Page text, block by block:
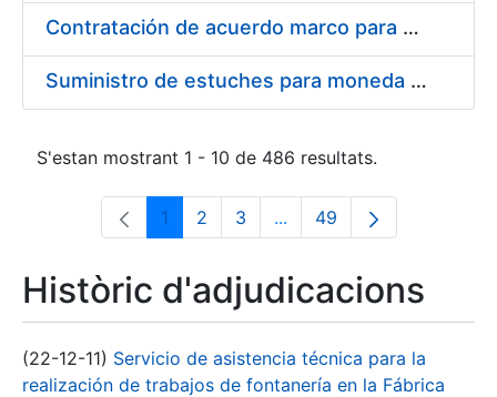
Contratación de acuerdo marco para el Suministro de Material de Electricidad para la Fábrica Nacional de Moneda y Timbre-Real Casa de la Moneda en su centro de trabajo de Burgos
Suministro de estuches para moneda de 30 €
S'estan mostrant 1 - 10 de 486 resultats.
Pàgina
1 Pàgina
2 Pàgina
3 ...Pàgines intermèdies
Pàgina
49
Històric d'adjudicacions
(22-12-11) Servicio de asistencia técnica para la
realización de trabajos de fontanería en la Fábrica